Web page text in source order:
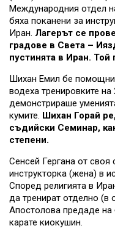
Международния отдел
бяха поканени за
Иран. Лагерът се
градове в Света –
пустинята в Иран.
Шихан Емил бе
водеха тренировките
демонстрираше
кумите. Шихан Горай
съдийски Семинар,
степени.
Сенсей Гергана от
инструкторка (жена) в
Според религията в
да тренират отделно (в
Апостолова предаде на
карате киокушин.